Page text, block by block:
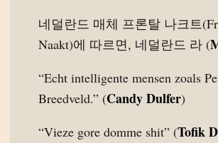
네덜란드 매체 프론탈 나크트
Naakt)에 따르면, 네덜란드 라 (
“Echt intelligente mensen zoals
Breedveld.” (Candy Dulfer)
“Vieze gore domme shit” (Tofik